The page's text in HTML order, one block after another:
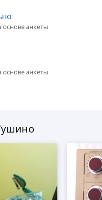
основе анкеты
основе анкеты